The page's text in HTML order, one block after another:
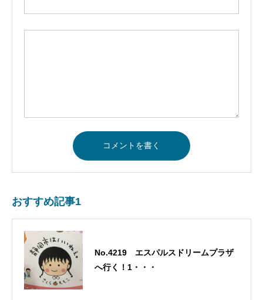
おすすめ記事1
No.4219 エスパルスドリームプラザ
へ行く！1・・・